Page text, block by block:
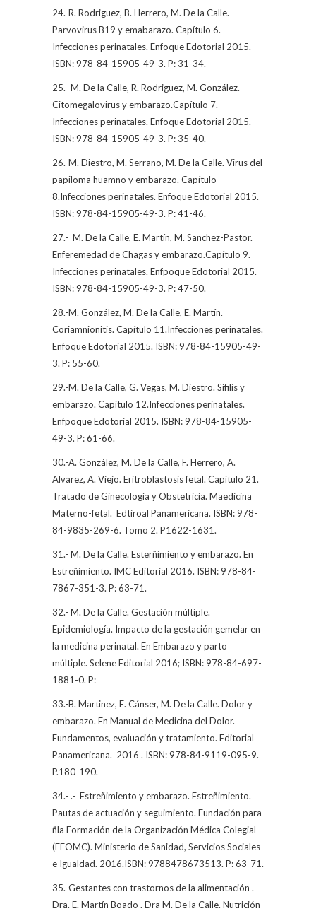
24.-R. Rodriguez, B. Herrero, M. De la Calle.
Parvovirus B19 y emabarazo. Capítulo 6.
Infecciones perinatales. Enfoque Edotorial 2015.
ISBN: 978-84-15905-49-3. P: 31-34.
25.- M. De la Calle, R. Rodriguez, M. González.
Citomegalovirus y embarazo.Capítulo 7.
Infecciones perinatales. Enfoque Edotorial 2015.
ISBN: 978-84-15905-49-3. P: 35-40.
26.-M. Diestro, M. Serrano, M. De la Calle. Virus del
papiloma huamno y embarazo. Capítulo
8.Infecciones perinatales. Enfoque Edotorial 2015.
ISBN: 978-84-15905-49-3. P: 41-46.
27.- M. De la Calle, E. Martín, M. Sanchez-Pastor.
Enferemedad de Chagas y embarazo.Capítulo 9.
Infecciones perinatales. Enfpoque Edotorial 2015.
ISBN: 978-84-15905-49-3. P: 47-50.
28.-M. González, M. De la Calle, E. Martín.
Coriamnionitis. Capítulo 11.Infecciones perinatales.
Enfoque Edotorial 2015. ISBN: 978-84-15905-49-
3. P: 55-60.
29.-M. De la Calle, G. Vegas, M. Diestro. Sífilis y
embarazo. Capítulo 12.Infecciones perinatales.
Enfpoque Edotorial 2015. ISBN: 978-84-15905-
49-3. P: 61-66.
30.-A. González, M. De la Calle, F. Herrero, A.
Alvarez, A. Viejo. Eritroblastosis fetal. Capítulo 21.
Tratado de Ginecología y Obstetricia. Maedicina
Materno-fetal. Edtiroal Panamericana. ISBN: 978-
84-9835-269-6. Tomo 2. P1622-1631.
31.- M. De la Calle. Esterñimiento y embarazo. En
Estreñimiento. IMC Editorial 2016. ISBN: 978-84-
7867-351-3. P: 63-71.
32.- M. De la Calle. Gestación múltiple.
Epidemiología. Impacto de la gestación gemelar en
la medicina perinatal. En Embarazo y parto
múltiple. Selene Editorial 2016; ISBN: 978-84-697-
1881-0. P:
33.-B. Martinez, E. Cánser, M. De la Calle. Dolor y
embarazo. En Manual de Medicina del Dolor.
Fundamentos, evaluación y tratamiento. Editorial
Panamericana. 2016 . ISBN: 978-84-9119-095-9.
P.180-190.
34.- .- Estreñimiento y embarazo. Estreñimiento.
Pautas de actuación y seguimiento. Fundación para
ñla Formación de la Organización Médica Colegial
(FFOMC). Ministerio de Sanidad, Servicios Sociales
e Igualdad. 2016.ISBN: 9788478673513. P: 63-71.
35.-Gestantes con trastornos de la alimentación .
Dra. E. Martín Boado . Dra M. De la Calle. Nutrición